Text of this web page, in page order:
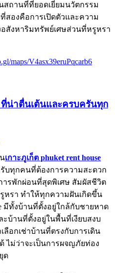
สถานที่ที่ยอดเยี่ยมนวัตกรรม
สองคือการเปิดตัวและความ
สังหาริมทรัพย์เศษส่วนที่หรูหรา
maps/V4asx39eruPqcarb6
ที่น่าตื่นเต้นและครบครันทุก
เกาะภูเก็ต phuket rent house
บทุกคนที่ต้องการความสะดวก
ารพักผ่อนที่สุดพิเศษ สัมผัสชีวิต
รา ทำให้ทุกความฝันเกิดขึ้น
มีทั้งบ้านที่ตั้งอยู่ใกล้กับชายหาด
บ้านที่ตั้งอยู่ในพื้นที่เงียบสงบ
ลือกเช่าบ้านที่ตรงกับการเดิน
ไม่ว่าจะเป็นการผจญภัยท่อง
ด